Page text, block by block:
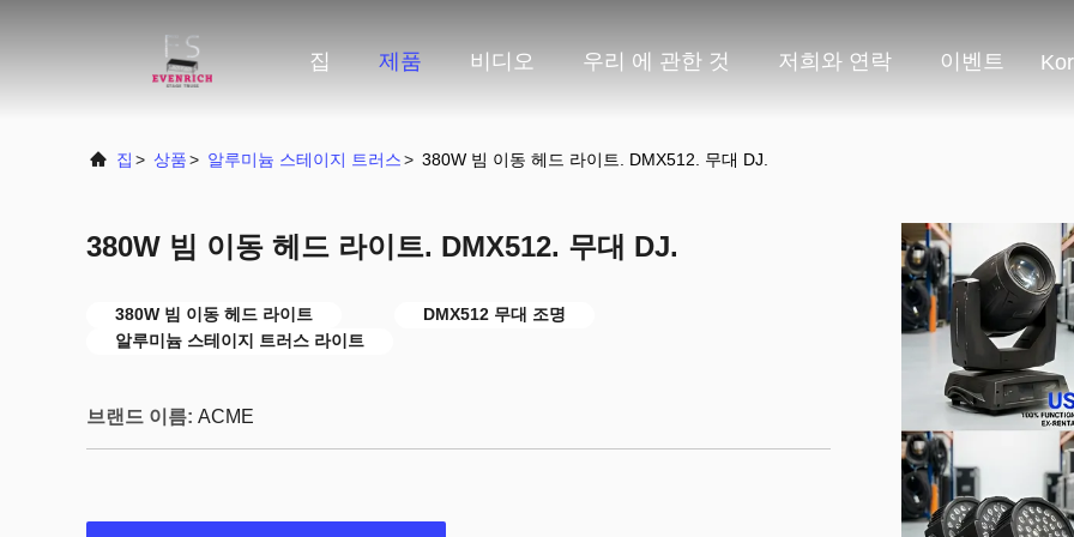
집 제품 비디오 우리 에 관한 것 저희와 연락 이벤트
집 > 상품> 알루미늄 스테이지 트러스> 380W 빔 이동 헤드 라이트. DMX512. 무대 DJ.
380W 빔 이동 헤드 라이트. DMX512. 무대 DJ.
380W 빔 이동 헤드 라이트
DMX512 무대 조명
알루미늄 스테이지 트러스 라이트
브랜드 이름: ACME